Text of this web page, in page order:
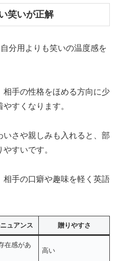
笑いが正解
分用よりも笑いの温度感を
手の性格をほめる方向に少
すくなります。
さや親しみも入れると、部
すいです。
手の口癖や趣味を軽く英語
ュアンス 贈りやすさ
在感があ
高い